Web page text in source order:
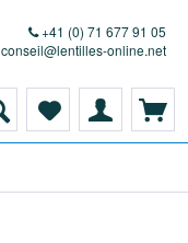
+41 (0) 71 677 91 05
conseil@lentilles-online.net